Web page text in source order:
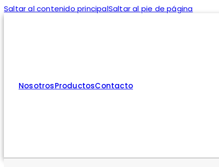
Saltar al contenido principalSaltar al pie de página
NosotrosProductosContacto